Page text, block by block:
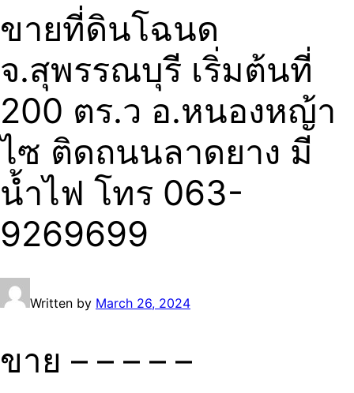
ขายที่ดินโฉนด
จ.สุพรรณบุรี เริ่มต้นที่
200 ตร.ว อ.หนองหญ้า
ไซ ติดถนนลาดยาง มี
น้ำไฟ โทร 063-
9269699
Written by March 26, 2024
ขาย – – – – –